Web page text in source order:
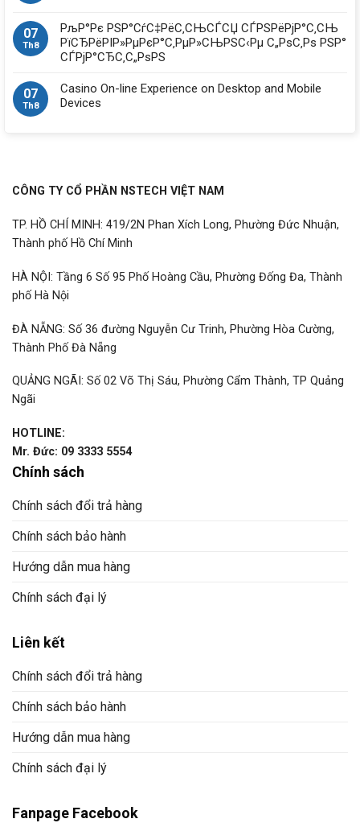
07
Th8
РљР°Рє РЅР°СѓС‡РёС‚СЊСЃСЏ СЃРЅРёРјР°С‚СЊ
РїСЂРёРІР»РµРєР°С‚РµР»СЊРЅС‹Рµ С„РѕС‚Рѕ РЅР°
СЃРјР°СЂС‚С„РѕРЅ
07
Th8
Casino On-line Experience on Desktop and Mobile
Devices
CÔNG TY CỔ PHẦN NSTECH VIỆT NAM
TP. HỒ CHÍ MINH: 419/2N Phan Xích Long, Phường Đức Nhuận,
Thành phố Hồ Chí Minh
HÀ NỘI: Tầng 6 Số 95 Phố Hoàng Cầu, Phường Đống Đa, Thành
phố Hà Nội
ĐÀ NẴNG: Số 36 đường Nguyễn Cư Trinh, Phường Hòa Cường,
Thành Phố Đà Nẵng
QUẢNG NGÃI: Số 02 Võ Thị Sáu, Phường Cẩm Thành, TP Quảng
Ngãi
HOTLINE:
Mr. Đức: 09 3333 5554
Chính sách
Chính sách đổi trả hàng
Chính sách bảo hành
Hướng dẫn mua hàng
Chính sách đại lý
Liên kết
Chính sách đổi trả hàng
Chính sách bảo hành
Hướng dẫn mua hàng
Chính sách đại lý
Fanpage Facebook